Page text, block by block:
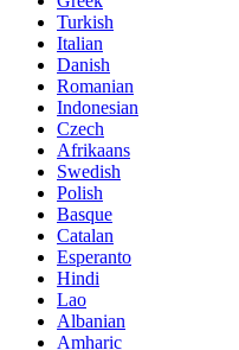
Turkish
Italian
Danish
Romanian
Indonesian
Czech
Afrikaans
Swedish
Polish
Basque
Catalan
Esperanto
Hindi
Lao
Albanian
Amharic